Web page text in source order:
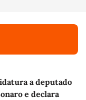
a deputado
e declara